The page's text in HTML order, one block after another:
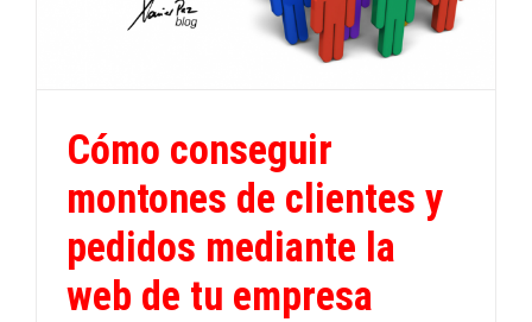
Cómo conseguir
montones de clientes y
pedidos mediante la
web de tu empresa